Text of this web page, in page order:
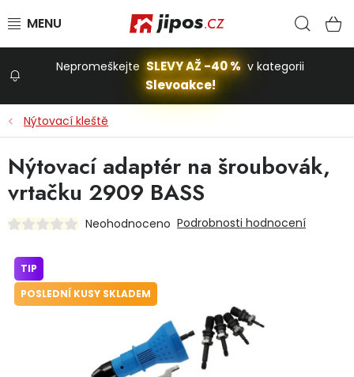
Stavba a dům
Domácnost
Dětská hřiště
Nepromeškejte SLEVY AŽ -40 % v kategorii
Slevoakce!
Nýtovací kleště
Nýtovací adaptér na šroubovák,
vrtačku 2909 BASS
Neohodnoceno Podrobnosti hodnocení
TIP
POSLEDNÍ KUSY SKLADEM